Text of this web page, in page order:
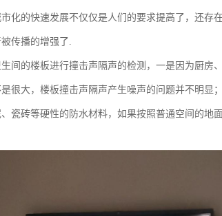
化的快速发展不仅仅是人们的要求提高了，还存
传播的增强了.
间的楼板进行撞击声隔声的检测，一是因为厨房
很大，楼板撞击声隔声产生噪声的问题并不明显
瓷砖等硬性的防水材料，如果按照普通空间的地